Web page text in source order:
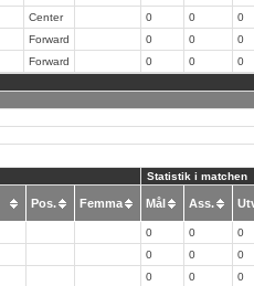
Center 0 0
0
Forward 0 0
0
Forward 0 0
0
Statistik i matchen
Pos. Femma Mål Ass.
0 0
0
0 0
0
0 0
0